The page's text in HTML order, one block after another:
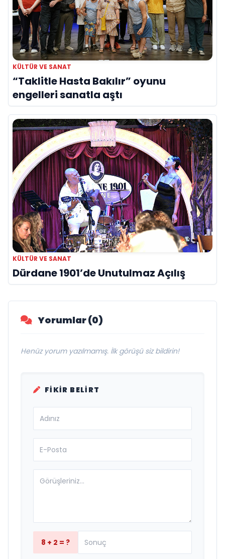
KÜLTÜR VE SANAT
“Taklitle Hasta Bakılır” oyunu
engelleri sanatla aştı
KÜLTÜR VE SANAT
Dürdane 1901’de Unutulmaz Açılış
Yorumlar (0)
Henüz yorum yazılmamış. İlk görüşü siz bildirin!
FIKIR BELIRT
8 + 2 = ?